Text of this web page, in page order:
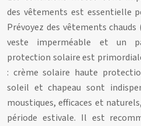
des vêtements est essentielle
Prévoyez des vêtements
veste imperméable et un
protection solaire est
: crème solaire haute
soleil et chapeau sont
moustiques, efficaces et
période estivale. Il est